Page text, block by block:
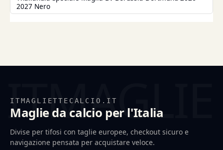
2027 Nero
ITMAGLIETTECALCIO.IT
Maglie da calcio per l'Italia
Divise per tifosi con taglie europee, checkout sicuro e
navigazione pensata per acquistare veloce.